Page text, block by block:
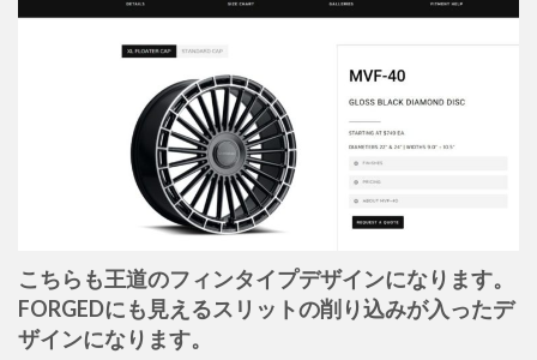
こちらも王道のフィンタイプデザインになります。
FORGEDにも見えるスリットの削り込みが入ったデ
ザインになります。